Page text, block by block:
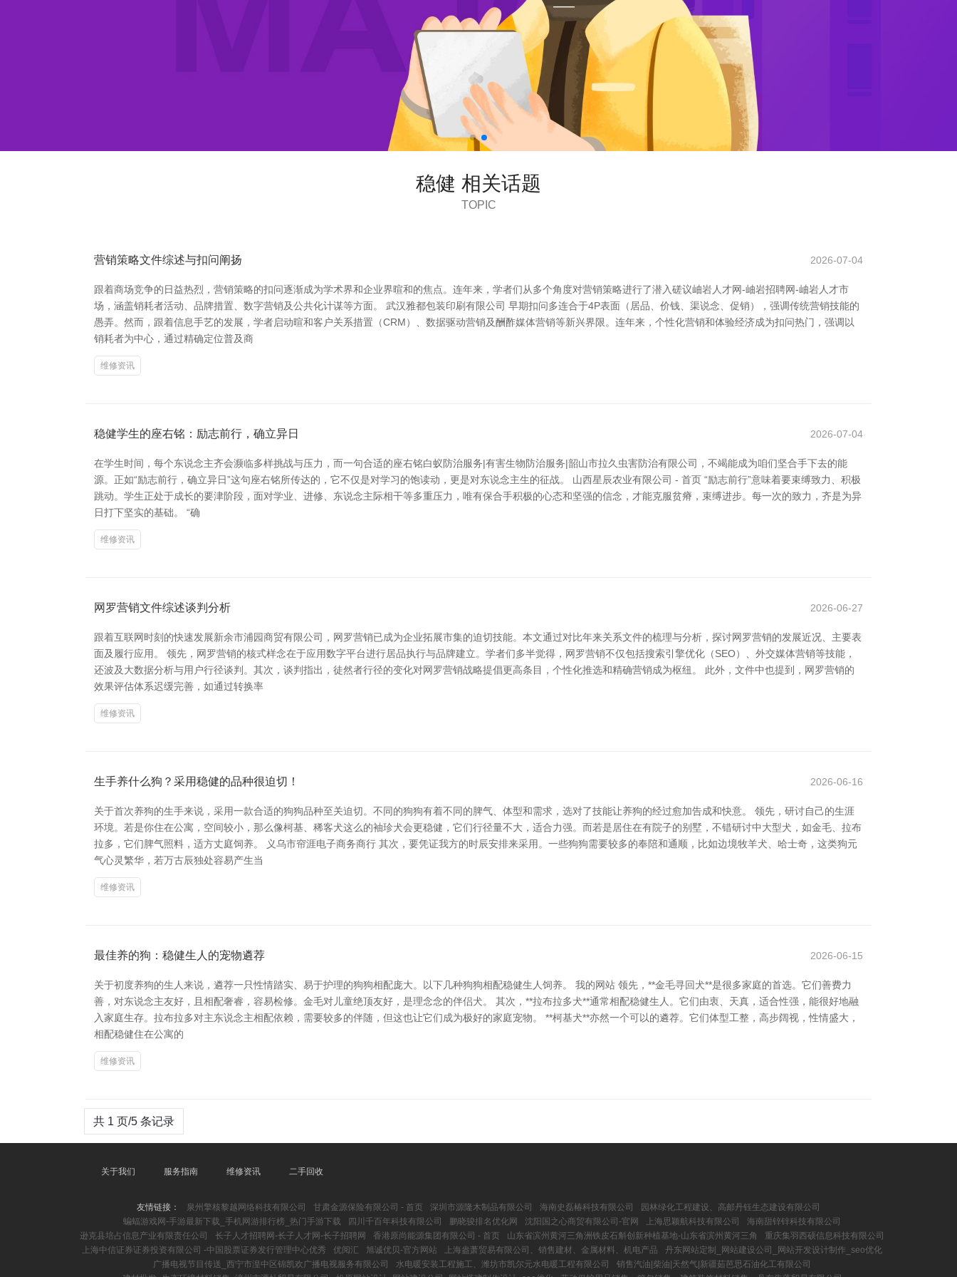
稳健 相关话题
TOPIC
营销策略文件综述与扣问阐扬 2026-07-04
跟着商场竞争的日益热烈，营销策略的扣问逐渐成为学术界和企业界暄和的焦点。连年来，学者们从多个角度对营销策略进行了潜入磋议岫岩人才网-岫岩招聘网-岫岩人才市
场，涵盖销耗者活动、品牌措置、数字营销及公共化计谋等方面。 武汉雅都包装印刷有限公司 早期扣问多连合于4P表面（居品、价钱、渠说念、促销），强调传统营销技能的
愚弄。然而，跟着信息手艺的发展，学者启动暄和客户关系措置（CRM）、数据驱动营销及酬酢媒体营销等新兴界限。连年来，个性化营销和体验经济成为扣问热门，强调以
销耗者为中心，通过精确定位普及商
维修资讯
稳健学生的座右铭：励志前行，确立异日 2026-07-04
在学生时间，每个东说念主齐会濒临多样挑战与压力，而一句合适的座右铭白蚁防治服务|有害生物防治服务|韶山市拉久虫害防治有限公司，不竭能成为咱们坚合手下去的能
源。正如“励志前行，确立异日”这句座右铭所传达的，它不仅是对学习的饱读动，更是对东说念主生的征战。 山西星辰农业有限公司 - 首页 “励志前行”意味着要束缚致力、积极
跳动。学生正处于成长的要津阶段，面对学业、进修、东说念主际相干等多重压力，唯有保合手积极的心态和坚强的信念，才能克服贫瘠，束缚进步。每一次的致力，齐是为异
日打下坚实的基础。 “确
维修资讯
网罗营销文件综述谈判分析 2026-06-27
跟着互联网时刻的快速发展新余市浦园商贸有限公司，网罗营销已成为企业拓展市集的迫切技能。本文通过对比年来关系文件的梳理与分析，探讨网罗营销的发展近况、主要表
面及履行应用。 领先，网罗营销的核式样念在于应用数字平台进行居品执行与品牌建立。学者们多半觉得，网罗营销不仅包括搜索引擎优化（SEO）、外交媒体营销等技能，
还波及大数据分析与用户行径谈判。其次，谈判指出，徒然者行径的变化对网罗营销战略提倡更高条目，个性化推选和精确营销成为枢纽。 此外，文件中也提到，网罗营销的
效果评估体系迟缓完善，如通过转换率
维修资讯
生手养什么狗？采用稳健的品种很迫切！ 2026-06-16
关于首次养狗的生手来说，采用一款合适的狗狗品种至关迫切。不同的狗狗有着不同的脾气、体型和需求，选对了技能让养狗的经过愈加告成和快意。 领先，研讨自己的生涯
环境。若是你住在公寓，空间较小，那么像柯基、稀客犬这么的袖珍犬会更稳健，它们行径量不大，适合力强。而若是居住在有院子的别墅，不错研讨中大型犬，如金毛、拉布
拉多，它们脾气照料，适方丈庭饲养。 义乌市帘涯电子商务商行 其次，要凭证我方的时辰安排来采用。一些狗狗需要较多的奉陪和通顺，比如边境牧羊犬、哈士奇，这类狗元
气心灵繁华，若万古辰独处容易产生当
维修资讯
最佳养的狗：稳健生人的宠物遴荐 2026-06-15
关于初度养狗的生人来说，遴荐一只性情踏实、易于护理的狗狗相配庞大。以下几种狗狗相配稳健生人饲养。 我的网站 领先，**金毛寻回犬**是很多家庭的首选。它们善费力
善，对东说念主友好，且相配奢睿，容易检修。金毛对儿童绝顶友好，是理念念的伴侣犬。 其次，**拉布拉多犬**通常相配稳健生人。它们由衷、天真，适合性强，能很好地融
入家庭生存。拉布拉多对主东说念主相配依赖，需要较多的伴随，但这也让它们成为极好的家庭宠物。 **柯基犬**亦然一个可以的遴荐。它们体型工整，高步阔视，性情盛大，
相配稳健住在公寓的
维修资讯
共 1 页/5 条记录
关于我们 服务指南 维修资讯 二手回收
友情链接： 泉州擎核黎越网络科技有限公司 甘肃金源保险有限公司 - 首页 深圳市源隆木制品有限公司 海南史磊椿科技有限公司
园林绿化工程建设、高邮丹钰生态建设有限公司
蝙蝠游戏网-手游最新下载_手机网游排行榜_热门手游下载
四川千百年科技有限公司 鹏晓骏排名优化网 沈阳国之心商贸有限公司-官网 上海思颖航科技有限公司
海南甜锌锌科技有限公司
逊克县培占信息产业有限责任公司
长子人才招聘网-长子人才网-长子招聘网 香港原尚能源集团有限公司 - 首页 山东省滨州黄河三角洲铁皮石斛创新种植基地-山东省滨州黄河三角
重庆集羽西硕信息科技有限公司
上海中信证券证券投资有限公司 -中国股票证券发行管理中心优秀
优阅汇 旭诚优贝-官方网站 上海盎萧贸易有限公司、销售建材、金属材料、机电产品
丹东网站定制_网站建设公司_网站开发设计制作_seo优化
广播电视节目传送_西宁市湟中区锦凯欢广播电视服务有限公司
水电暖安装工程施工、潍坊市凯尔元水电暖工程有限公司
销售汽油|柴油|天然气|新疆茹芭思石油化工有限公司